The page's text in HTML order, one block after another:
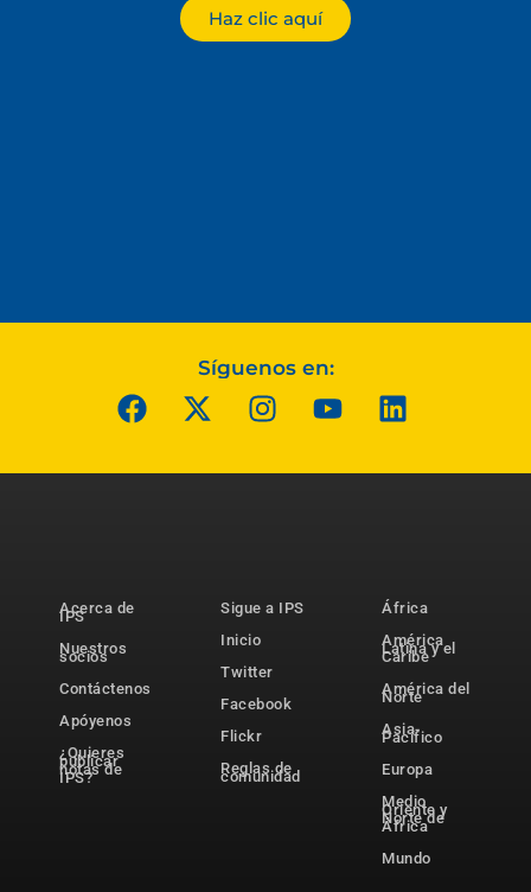
Haz clic aquí
Síguenos en:
Acerca de
IPS
Nuestros
socios
Contáctenos
Apóyenos
¿Quieres
publicar
notas de
IPS?
Sigue a IPS
Inicio
Twitter
Facebook
Flickr
Reglas de
comunidad
África
América
Latina y el
Caribe
América del
Norte
Asia-
Pacífico
Europa
Medio
Oriente y
Norte de
África
Mundo